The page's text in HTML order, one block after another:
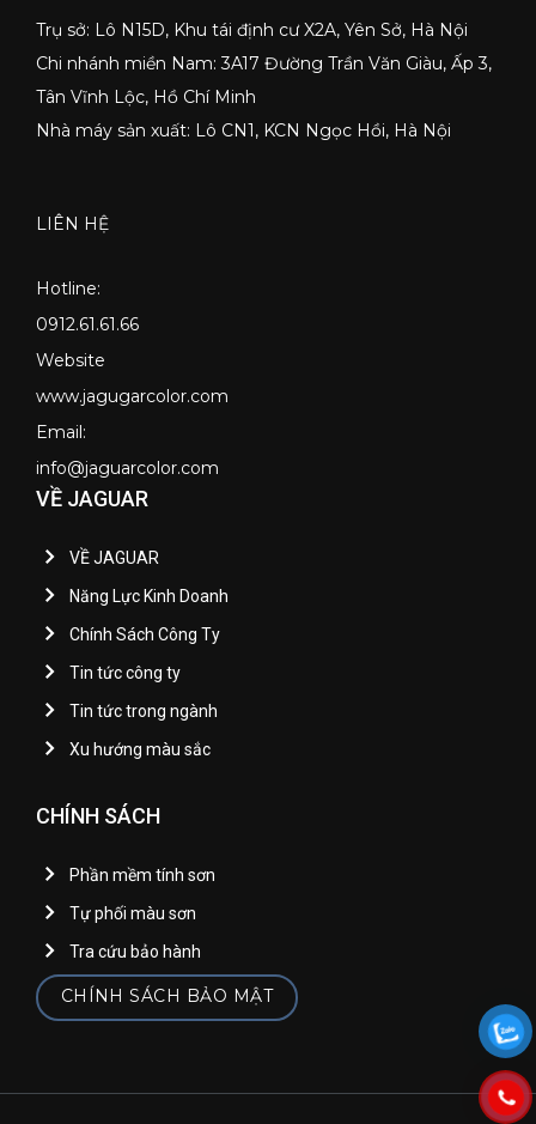
Trụ sở: Lô N15D, Khu tái định cư X2A, Yên Sở, Hà Nội
Chi nhánh miền Nam: 3A17 Đường Trần Văn Giàu, Ấp 3,
Tân Vĩnh Lộc, Hồ Chí Minh
Nhà máy sản xuất: Lô CN1, KCN Ngọc Hồi, Hà Nội
LIÊN HỆ
Hotline:
0912.61.61.66
Website
www.jagugarcolor.com
Email:
info@jaguarcolor.com
VỀ JAGUAR
VỀ JAGUAR
Năng Lực Kinh Doanh
Chính Sách Công Ty
Tin tức công ty
Tin tức trong ngành
Xu hướng màu sắc
CHÍNH SÁCH
Phần mềm tính sơn
Tự phối màu sơn
Tra cứu bảo hành
CHÍNH SÁCH BẢO MẬT